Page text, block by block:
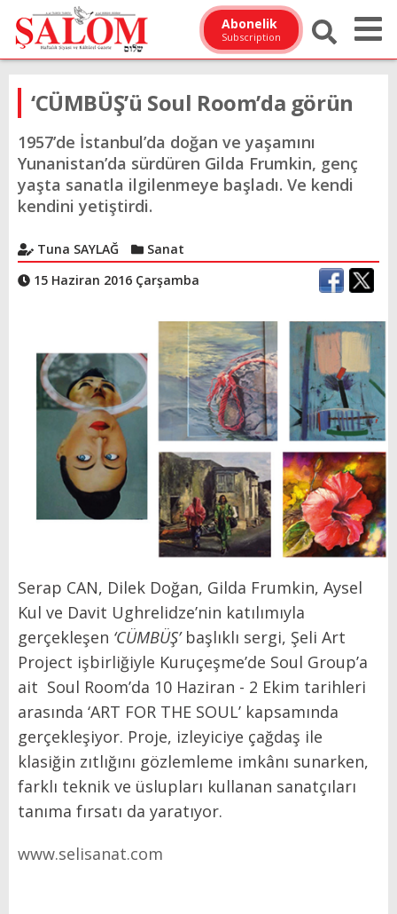
Abonelik
Subscription
‘CÜMBÜŞ’ü Soul Room’da görün
1957’de İstanbul’da doğan ve yaşamını
Yunanistan’da sürdüren Gilda Frumkin, genç
yaşta sanatla ilgilenmeye başladı. Ve kendi
kendini yetiştirdi.
Tuna SAYLAĞ
Sanat
15 Haziran 2016 Çarşamba
Serap CAN, Dilek Doğan, Gilda Frumkin, Aysel
Kul ve Davit Ughrelidze’nin katılımıyla
gerçekleşen ‘CÜMBÜŞ’başlıklı sergi, Şeli Art
Project işbirliğiyle Kuruçeşme’de Soul Group’a
ait Soul Room’da 10 Haziran - 2 Ekim tarihleri
arasında ‘ART FOR THE SOUL’ kapsamında
gerçekleşiyor. Proje, izleyiciye çağdaş ile
klasiğin zıtlığını gözlemleme imkânı sunarken,
farklı teknik ve üslupları kullanan sanatçıları
tanıma fırsatı da yaratıyor.
www.selisanat.com